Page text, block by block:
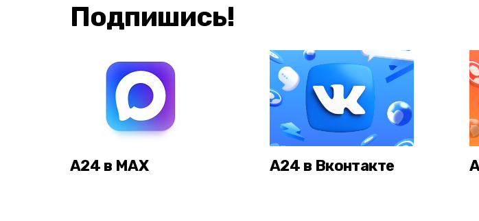
Подпишись!
А24 в MAX А24 в Вконтакте